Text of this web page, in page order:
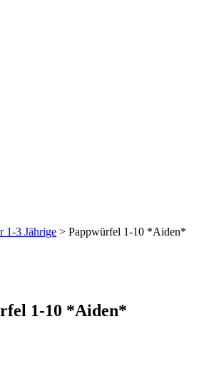
1-3 Jährige > Pappwürfel 1-10 *Aiden*
1-10 *Aiden*